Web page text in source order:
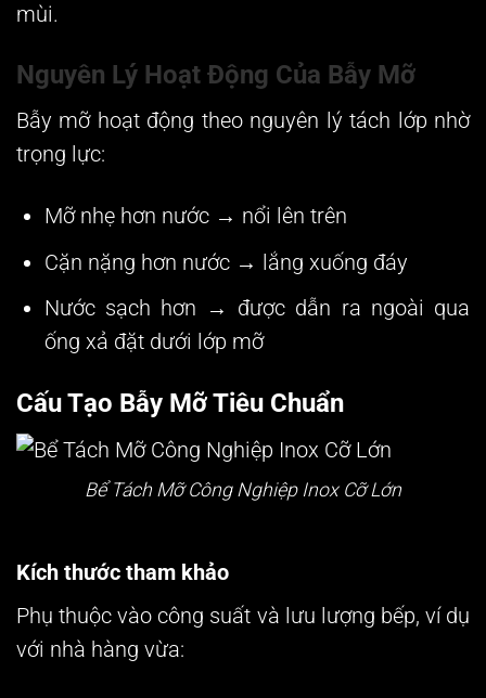
mùi.
Nguyên Lý Hoạt Động Của Bẫy Mỡ
Bẫy mỡ hoạt động theo nguyên lý tách lớp nhờ
trọng lực:
Mỡ nhẹ hơn nước→ nổi lên trên
Cặn nặng hơn nước→ lắng xuống đáy
Nước sạch hơn → được dẫn ra ngoài qua
ống xả đặt dưới lớp mỡ
Cấu Tạo Bẫy Mỡ Tiêu Chuẩn
Bể Tách Mỡ Công Nghiệp Inox Cỡ Lớn
Kích thước tham khảo
Phụ thuộc vào công suất và lưu lượng bếp, ví dụ
với nhà hàng vừa: